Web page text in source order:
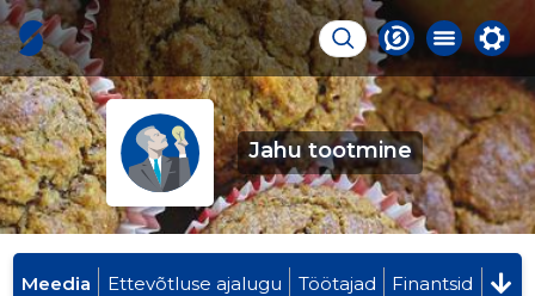
Jahu tootmine
Meedia Ettevõtluse ajalugu Töötajad Finantsid